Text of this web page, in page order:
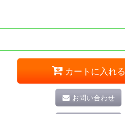
カートに入れる
お問い合わせ